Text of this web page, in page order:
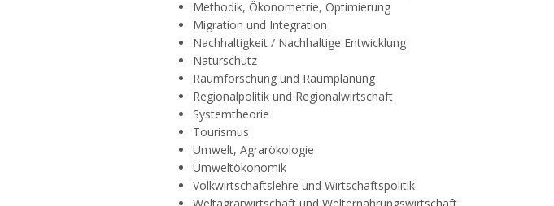
Methodik, Ökonometrie, Optimierung
Migration und Integration
Nachhaltigkeit / Nachhaltige Entwicklung
Naturschutz
Raumforschung und Raumplanung
Regionalpolitik und Regionalwirtschaft
Systemtheorie
Tourismus
Umwelt, Agrarökologie
Umweltökonomik
Volkwirtschaftslehre und Wirtschaftspolitik
Weltagrarwirtschaft und Welternährungswirtschaft